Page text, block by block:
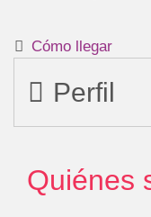
Cómo llegar
Perfil
Quiénes